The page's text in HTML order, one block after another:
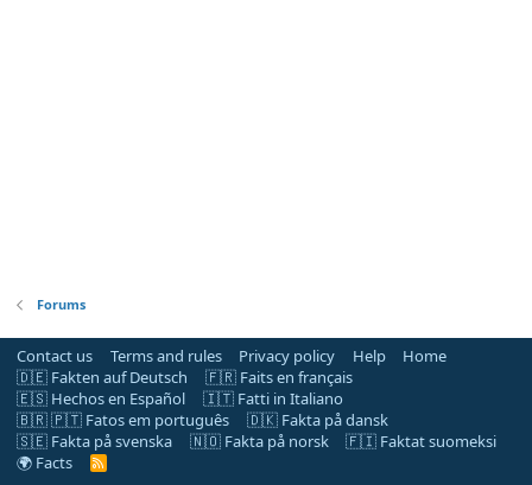
Forums
Contact us Terms and rules Privacy policy Help
Home
🇩🇪 Fakten auf Deutsch
🇫🇷 Faits en français
🇪🇸 Hechos en Español
🇮🇹 Fatti in Italiano
🇧🇷 🇵🇹 Fatos em português
🇩🇰 Fakta på dansk
🇸🇪 Fakta på svenska
🇳🇴 Fakta på norsk
🇫🇮 Faktat suomeksi
🌍 Facts
R